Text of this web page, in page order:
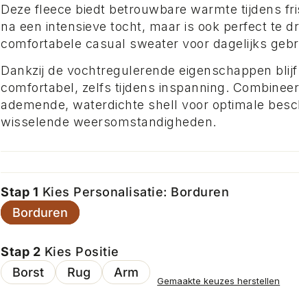
Deze fleece biedt betrouwbare warmte tijdens
na een intensieve tocht, maar is ook perfect te
comfortabele casual sweater voor dagelijks
Dankzij de vochtregulerende eigenschappen
comfortabel, zelfs tijdens inspanning.
ademende, waterdichte shell voor optimale
wisselende weersomstandigheden.
Stap 1 Kies Personalisatie: Borduren
Borduren
Stap 2 Kies Positie
Borst
Rug Arm
Gemaakte keuzes herstellen